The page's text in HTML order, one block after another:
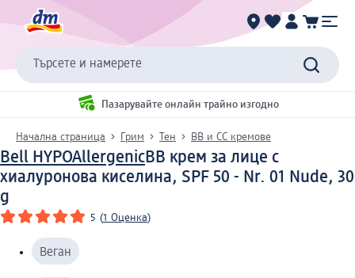
Търсете и намерете
Пазарувайте онлайн трайно изгодно
Начална страница Грим Тен BB и CC кремове
Bell HYPOAllergenicBB крем за лице с
хиалуронова киселина, SPF 50 - Nr. 01 Nude, 30
g
5 (1 Оценка)
Веган